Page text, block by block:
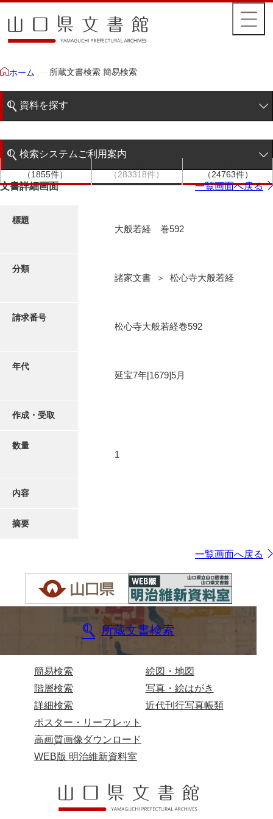
ホーム 所蔵文書検索 簡易検索
資料を探す
階層検索
写真・絵はがき
近代刊行写真帳類
検索システムご利用案内
検索システムの利用について
（1855件）
（283318件）
（24763件）
文書詳細画面 一覧画面へ戻る
標題
大般若経 巻592
分類
諸家文書 ＞ 松心寺大般若経
請求番号
松心寺大般若経巻592
年代
延宝7年[1679]5月
作成・受取
数量
1
内容
摘要
一覧画面へ戻る
所蔵文書検索
簡易検索
階層検索
詳細検索
絵図・地図
写真・絵はがき
近代刊行写真帳類
ポスター・リーフレット
高画質画像ダウンロード
WEB版 明治維新資料室